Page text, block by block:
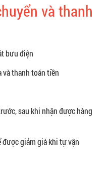
và thanh
bưu điện
và thanh toán tiền
sau khi nhận được hàng
được giảm giá khi tự vận